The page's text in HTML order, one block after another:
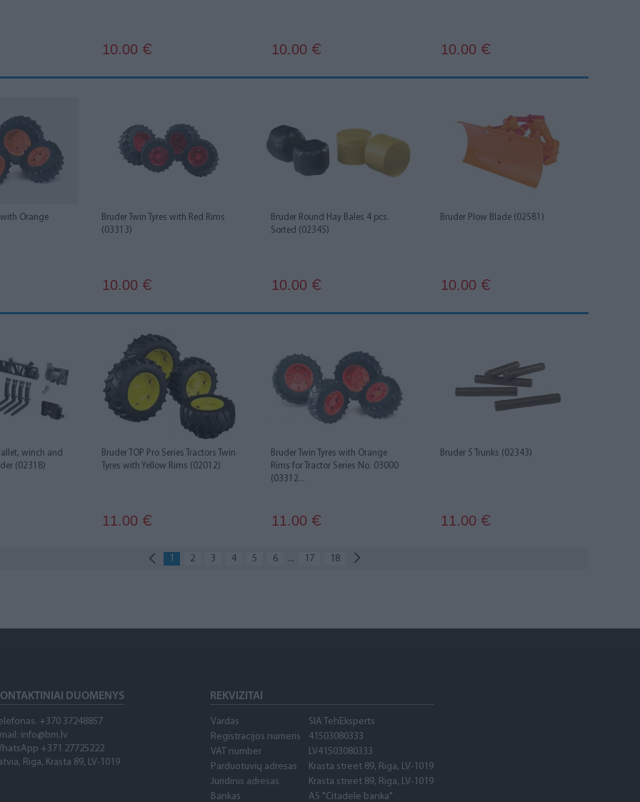
10.00 € 10.00 € 10.00 €
with Orange
Bruder Twin Tyres with Red Rims
(03313)
10.00 €
Bruder Round Hay Bales 4 pcs.
Sorted (02345)
10.00 €
Bruder Plow Blade (02581)
10.00 €
winch and
(02318)
Bruder TOP Pro Series Tractors Twin
Tyres with Yellow Rims (02012)
11.00 €
Bruder Twin Tyres with Orange
Rims for Tractor Series No. 03000
(03312...
11.00 €
Bruder 5 Trunks (02343)
11.00 €
1 2 3 4 5 6 ... 17 18
DUOMENYS
+370 37248857
info@bm.lv
+371 27725222
Riga, Krasta 89, LV-1019
REKVIZITAI
Vardas
SIA TehEksperts
Registracijos numeris
41503080333
VAT number
LV41503080333
Parduotuvių adresas
Krasta street 89, Riga, LV-1019
Juridinis adresas
Krasta street 89, Riga, LV-1019
Bankas
AS "Citadele banka"